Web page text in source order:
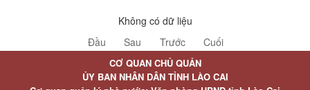
Không có dữ liệu
Đầu
Sau Trước Cuối
CƠ QUAN CHỦ QUẢN
ỦY BAN NHÂN DÂN TỈNH LÀO CAI